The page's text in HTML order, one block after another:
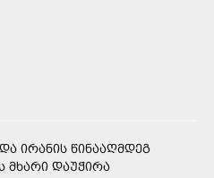
ᲘᲠᲐᲜᲘᲡ ᲬᲘᲜᲐᲐᲦᲛᲓᲔᲒ
ᲛᲮᲐᲠᲘ ᲓᲐᲣᲭᲘᲠᲐ